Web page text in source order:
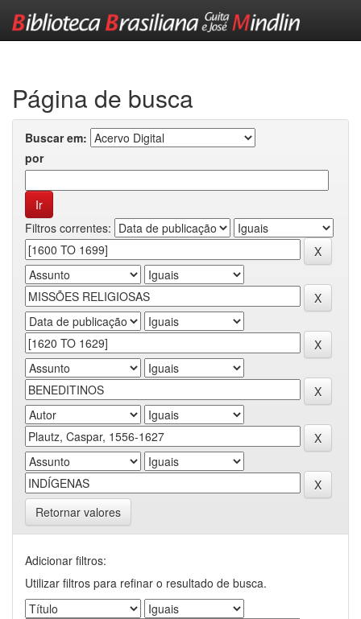
Página de busca
Buscar em:
por
Filtros correntes:
Retornar valores
Adicionar filtros:
Utilizar filtros para refinar o resultado de busca.